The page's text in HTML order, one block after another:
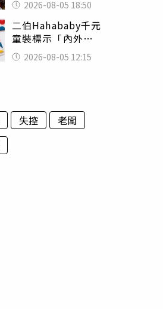
除：我看不起你
2026-08-05 18:50
二伯Hahababy千元
童裝標示「內外層
皆純棉」 SGS檢
測證明：內裡100%
2026-08-05 12:15
失控
老闆